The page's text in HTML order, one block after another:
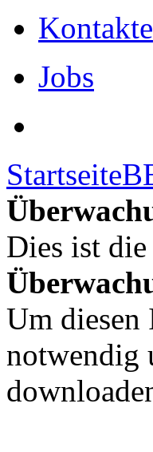
Kontakte
Jobs
Startseite
Dies ist
Um diesen
notwendig